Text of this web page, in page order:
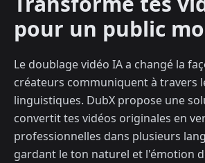
pour un public
Le doublage vidéo IA a changé la
créateurs communiquent à travers
linguistiques. DubX propose une
convertit tes vidéos originales en
professionnelles dans plusieurs
gardant le ton naturel et l'émotion